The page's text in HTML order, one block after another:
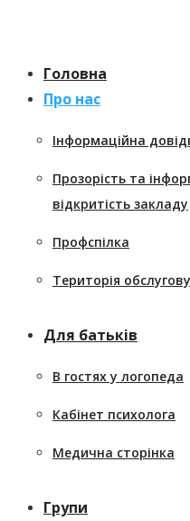
содержанию
Головна
Про нас
Інформаційна
Прозорість та
відкритість закладу
Профспілка
Територія
Для батьків
В гостях у логопеда
Кабінет психолога
Медична сторінка
Групи